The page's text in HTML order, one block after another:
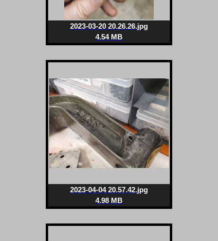
2023-03-20 20.26.26.jpg
4.54 MB
2023-04-04 20.57.42.jpg
4.98 MB